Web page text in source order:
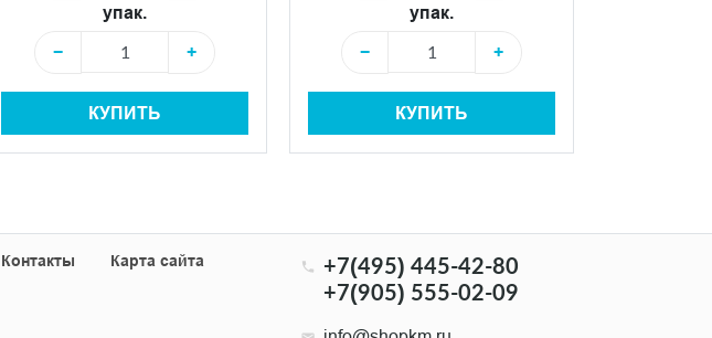
упак.
−
+
КУПИТЬ
упак.
−
+
КУПИТЬ
Контакты
Карта сайта
+7(495) 445-42-80
+7(905) 555-02-09